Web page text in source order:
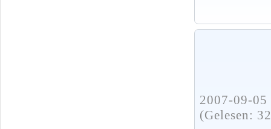
2007-09-
(Gelesen: